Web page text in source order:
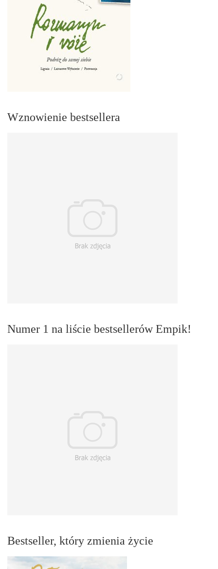
Wznowienie bestsellera
Numer 1 na liście bestsellerów Empik!
Bestseller, który zmienia życie